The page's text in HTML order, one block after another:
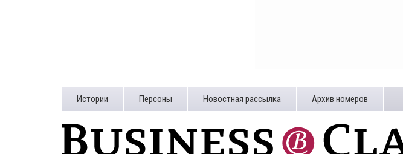
Истории Персоны Новостная рассылка Архив номеров